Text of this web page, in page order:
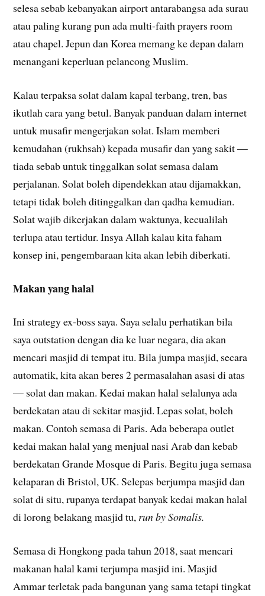
selesa sebab kebanyakan airport antarabangsa ada surau
atau paling kurang pun ada multi-faith prayers room
atau chapel. Jepun dan Korea memang ke depan dalam
menangani keperluan pelancong Muslim.
Kalau terpaksa solat dalam kapal terbang, tren, bas
ikutlah cara yang betul. Banyak panduan dalam internet
untuk musafir mengerjakan solat. Islam memberi
kemudahan (rukhsah) kepada musafir dan yang sakit —
tiada sebab untuk tinggalkan solat semasa dalam
perjalanan. Solat boleh dipendekkan atau dijamakkan,
tetapi tidak boleh ditinggalkan dan qadha kemudian.
Solat wajib dikerjakan dalam waktunya, kecualilah
terlupa atau tertidur. Insya Allah kalau kita faham
konsep ini, pengembaraan kita akan lebih diberkati.
Makan yang halal
Ini strategy ex-boss saya. Saya selalu perhatikan bila
saya outstation dengan dia ke luar negara, dia akan
mencari masjid di tempat itu. Bila jumpa masjid, secara
automatik, kita akan beres 2 permasalahan asasi di atas
— solat dan makan. Kedai makan halal selalunya ada
berdekatan atau di sekitar masjid. Lepas solat, boleh
makan. Contoh semasa di Paris. Ada beberapa outlet
kedai makan halal yang menjual nasi Arab dan kebab
berdekatan Grande Mosque di Paris. Begitu juga semasa
kelaparan di Bristol, UK. Selepas berjumpa masjid dan
solat di situ, rupanya terdapat banyak kedai makan halal
di lorong belakang masjid tu, run by Somalis.
Semasa di Hongkong pada tahun 2018, saat mencari
makanan halal kami terjumpa masjid ini. Masjid
Ammar terletak pada bangunan yang sama tetapi tingkat